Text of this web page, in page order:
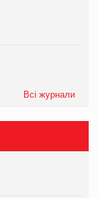
Всі журнали